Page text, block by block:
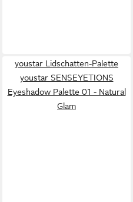
youstar Lidschatten-Palette
youstar SENSEYETIONS
Eyeshadow Palette 01 - Natural
Glam